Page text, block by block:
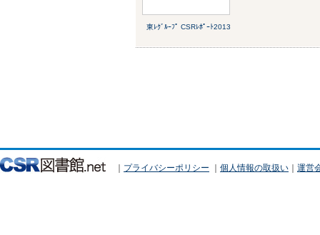
東ﾚｸﾞﾙｰﾌﾟ CSRﾚﾎﾟｰﾄ2013
｜ プライバシーポリシー ｜ 個人情報の取扱い ｜ 運営